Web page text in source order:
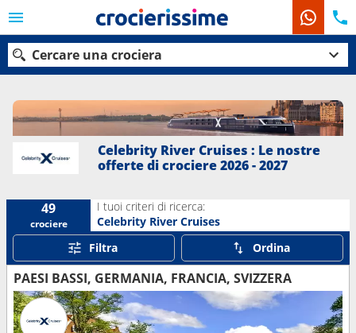
Cercare una crociera
Le nostre destinazioni
Porti
Ricerca
Celebrity River Cruises : Le nostre
offerte di crociere 2026 - 2027
49
crociere
I tuoi criteri di ricerca:
Celebrity River Cruises
Filtra
Ordina
PAESI BASSI, GERMANIA, FRANCIA, SVIZZERA